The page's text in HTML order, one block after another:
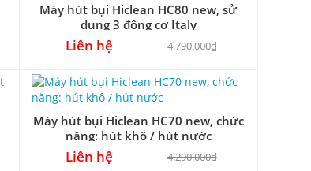
Máy hút bụi Hiclean HC80 new, sử
dụng 3 động cơ Italy
Liên hệ 4.790.000₫
Máy hút bụi Hiclean HC70 new, chức
năng: hút khô / hút nước
Liên hệ 4.290.000₫